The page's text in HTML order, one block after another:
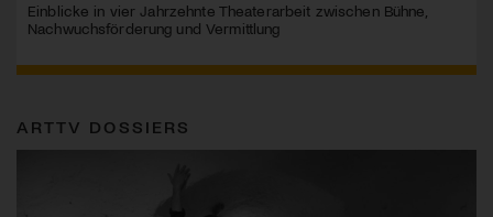
Einblicke in vier Jahrzehnte Theaterarbeit zwischen Bühne,
Nachwuchsförderung und Vermittlung
ARTTV DOSSIERS